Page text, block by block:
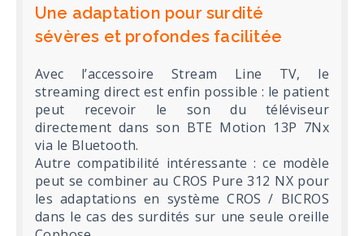
Une adaptation pour surdité
sévères et profondes facilitée
Avec l’accessoire Stream Line TV, le
streaming direct est enfin possible : le patient
peut recevoir le son du téléviseur
directement dans son BTE Motion 13P 7Nx
via le Bluetooth.
Autre compatibilité intéressante : ce modèle
peut se combiner au CROS Pure 312 NX pour
les adaptations en système CROS / BICROS
dans le cas des surdités sur une seule oreille